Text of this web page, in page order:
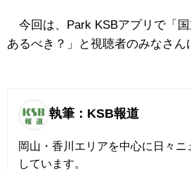
今回は、Park KSBアプリで「国
あるべき？」と視聴者のみなさん
執筆：KSB報道
岡山・香川エリアを中心に日々
しています。